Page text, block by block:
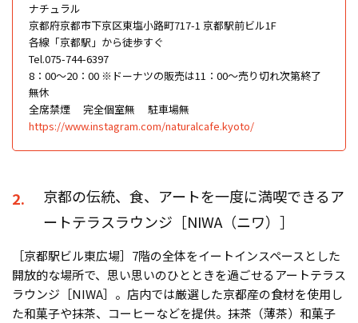
ナチュラル
京都府京都市下京区東塩小路町717-1 京都駅前ビル1F
各線「京都駅」から徒歩すぐ
Tel.075-744-6397
8：00〜20：00 ※ドーナツの販売は11：00〜売り切れ次第終了
無休
全席禁煙
完全個室無
駐車場無
https://www.instagram.com/naturalcafe.kyoto/
2.
京都の伝統、食、アートを一度に満喫できるア
ートテラスラウンジ［NIWA（ニワ）］
［京都駅ビル東広場］7階の全体をイートインスペースとした
開放的な場所で、思い思いのひとときを過ごせるアートテラス
ラウンジ［NIWA］。店内では厳選した京都産の食材を使用し
た和菓子や抹茶、コーヒーなどを提供。抹茶（薄茶）和菓子